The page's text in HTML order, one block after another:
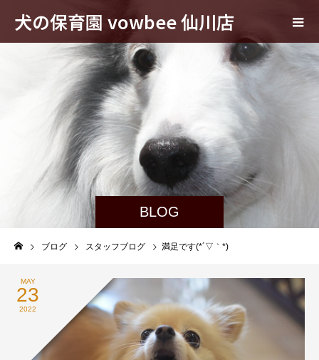
犬の保育園 vowbee 仙川店
BLOG
ブログ スタッフブログ 満足です(*´▽｀*)
MAY
23
2022